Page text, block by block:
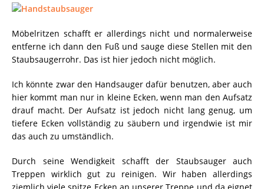
Möbelritzen schafft er allerdings nicht und normalerweise
entferne ich dann den Fuß und sauge diese Stellen mit den
Staubsaugerrohr. Das ist hier jedoch nicht möglich.
Ich könnte zwar den Handsauger dafür benutzen, aber auch
hier kommt man nur in kleine Ecken, wenn man den Aufsatz
drauf macht. Der Aufsatz ist jedoch nicht lang genug, um
tiefere Ecken vollständig zu säubern und irgendwie ist mir
das auch zu umständlich.
Durch seine Wendigkeit schafft der Staubsauger auch
Treppen wirklich gut zu reinigen. Wir haben allerdings